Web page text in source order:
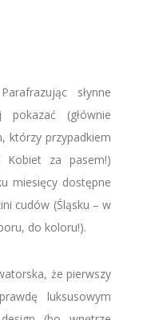
słynne
(głównie
którzy przypadkiem
za pasem!)
miesięcy dostępne
cudów (Śląsku – w
do koloru!).
że pierwszy
luksusowym